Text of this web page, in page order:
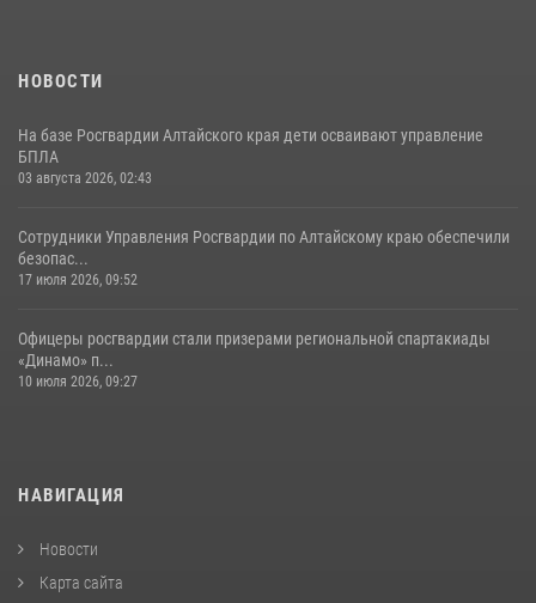
НОВОСТИ
На базе Росгвардии Алтайского края дети осваивают управление
БПЛА
03 августа 2026, 02:43
Сотрудники Управления Росгвардии по Алтайскому краю обеспечили
безопас...
17 июля 2026, 09:52
Офицеры росгвардии стали призерами региональной спартакиады
«Динамо» п...
10 июля 2026, 09:27
НАВИГАЦИЯ
Новости
Карта сайта